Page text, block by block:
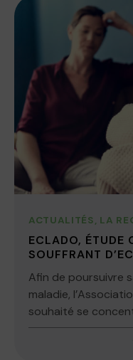
ACTUALITÉS, LA
ECLADO, ÉTUDE
SOUFFRANT
Afin de poursuivre
maladie,
souhaité se